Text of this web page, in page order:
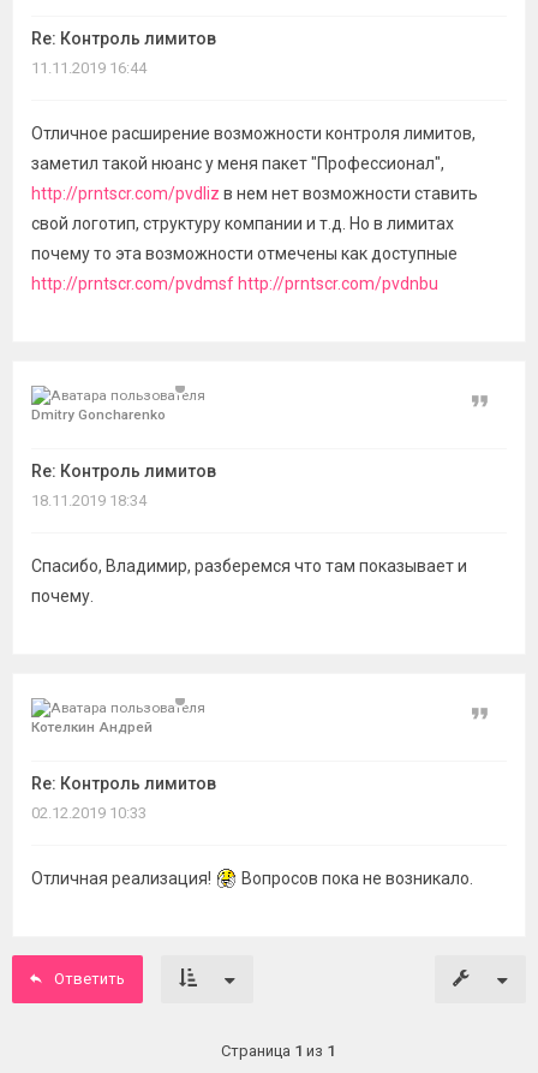
Re: Контроль лимитов
11.11.2019 16:44
Отличное расширение возможности контроля лимитов,
заметил такой нюанс у меня пакет "Профессионал",
http://prntscr.com/pvdliz в нем нет возможности ставить
свой логотип, структуру компании и т.д. Но в лимитах
почему то эта возможности отмечены как доступные
http://prntscr.com/pvdmsf http://prntscr.com/pvdnbu
Dmitry Goncharenko
Re: Контроль лимитов
Цитата
18.11.2019 18:34
Спасибо, Владимир, разберемся что там показывает и
почему.
Котелкин Андрей
Re: Контроль лимитов
Цитата
02.12.2019 10:33
Отличная реализация! Вопросов пока не возникало.
Ответить
Страница 1 из 1